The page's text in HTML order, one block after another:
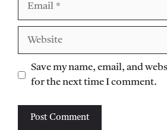
Website
Save my name, email, and
for the next time I comment.